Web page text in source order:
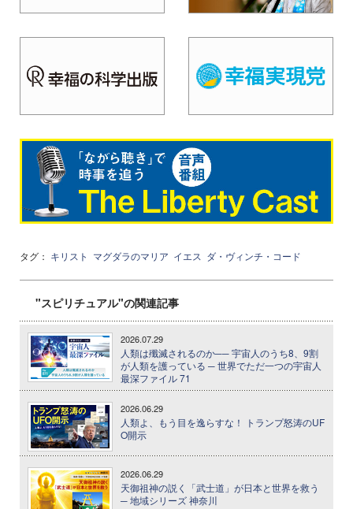
タグ： キリスト マグダラのマリア イエス ダ・ヴィンチ・コード
"スピリチュアル"の関連記事
2026.07.29
人類は殲滅されるのか── 宇宙人のうち8、9割
が人類を護っている ─ 世界でただ一つの宇宙人
最深ファイル 71
2026.06.29
人類よ、もう目を逸らすな！ トランプ怒涛のUF
O開示
2026.06.29
天御祖神の説く「武士道」が日本と世界を救う
─ 地域シリーズ 神奈川